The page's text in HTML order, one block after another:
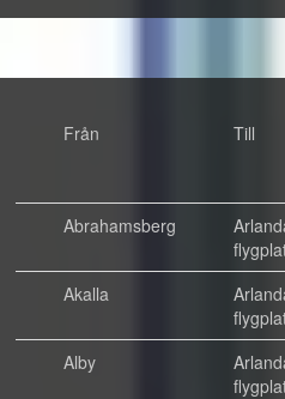
Från Till
Abrahamsberg
Akalla
Alby